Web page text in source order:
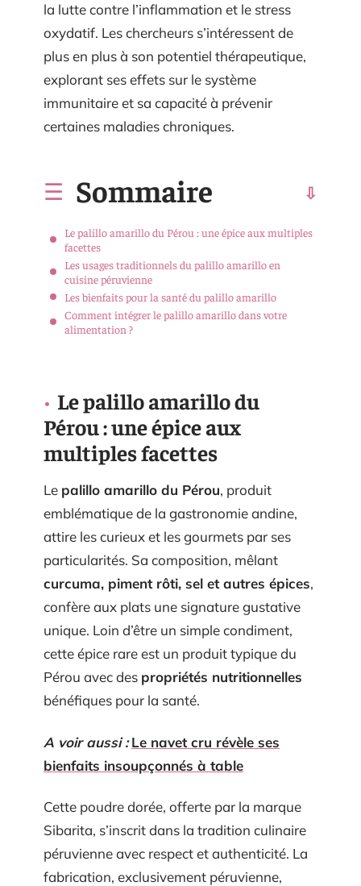
la lutte contre l’inflammation et le stress
oxydatif. Les chercheurs s’intéressent de
plus en plus à son potentiel thérapeutique,
explorant ses effets sur le système
immunitaire et sa capacité à prévenir
certaines maladies chroniques.
Sommaire
Le palillo amarillo du Pérou : une épice aux multiples
facettes
Les usages traditionnels du palillo amarillo en
cuisine péruvienne
Les bienfaits pour la santé du palillo amarillo
Comment intégrer le palillo amarillo dans votre
alimentation ?
Le palillo amarillo du
Pérou : une épice aux
multiples facettes
Le palillo amarillo du Pérou, produit
emblématique de la gastronomie andine,
attire les curieux et les gourmets par ses
particularités. Sa composition, mêlant
curcuma, piment rôti, sel et autres épices,
confère aux plats une signature gustative
unique. Loin d’être un simple condiment,
cette épice rare est un produit typique du
Pérou avec des propriétés nutritionnelles
bénéfiques pour la santé.
A voir aussi : Le navet cru révèle ses
bienfaits insoupçonnés à table
Cette poudre dorée, offerte par la marque
Sibarita, s’inscrit dans la tradition culinaire
péruvienne avec respect et authenticité. La
fabrication, exclusivement péruvienne,